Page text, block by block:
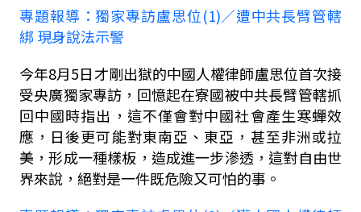
專題報導：獨家專訪盧思位(1)∕遭中共長臂管轄
綁 現身說法示警
今年8月5日才剛出獄的中國人權律師盧思位首次接
受央廣獨家專訪，回憶起在寮國被中共長臂管轄抓
回中國時指出，這不僅會對中國社會產生寒蟬效
應，日後更可能對東南亞、東亞，甚至非洲或拉
美，形成一種樣板，造成進一步滲透，這對自由世
界來說，絕對是一件既危險又可怕的事。